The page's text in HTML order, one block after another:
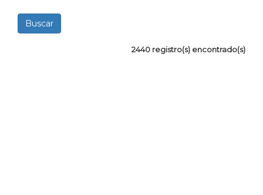
2440 registro(s) encontrado(s)